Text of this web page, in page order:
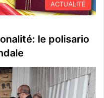
ACTUALITÉ
le polisario